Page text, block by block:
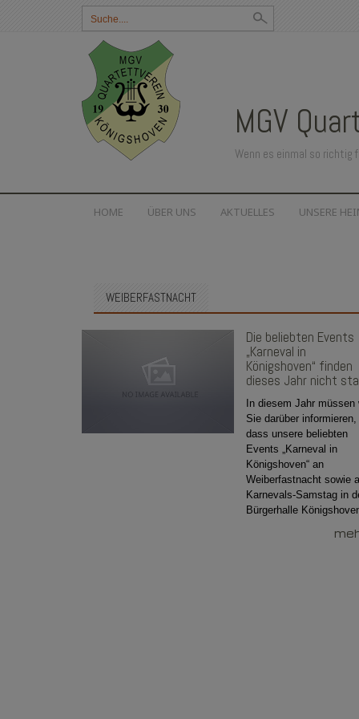
Suchbegriff
eingeben:
MGV
Wenn es einmal so
SKIP
HOME ÜBER UNS AKTUELLES UNSERE
WEIBERFASTNACHT
Die beliebten Events
„Karneval in
Königshoven“ finden
dieses Jahr nicht
In diesem Jahr müssen
Sie darüber informieren,
dass unsere beliebten
Events „Karneval in
Königshoven“ an
Weiberfastnacht sowie
Karnevals-Samstag in
Bürgerhalle